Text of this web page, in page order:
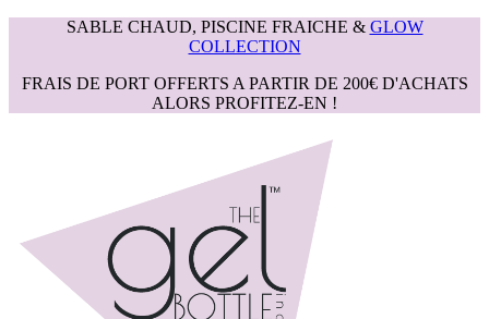
SABLE CHAUD, PISCINE FRAICHE & GLOW
COLLECTION
FRAIS DE PORT OFFERTS A PARTIR DE 200€ D'ACHATS
ALORS PROFITEZ-EN !